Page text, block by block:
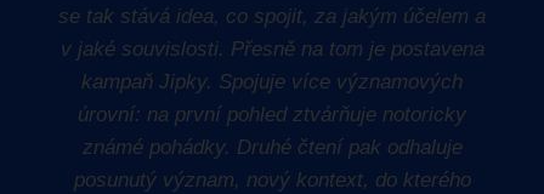
se tak stává idea, co spojit, za jakým účelem a
v jaké souvislosti. Přesně na tom je postavena
kampaň Jipky. Spojuje více významových
úrovní: na první pohled ztvárňuje notoricky
známé pohádky. Druhé čtení pak odhaluje
posunutý význam, nový kontext, do kterého